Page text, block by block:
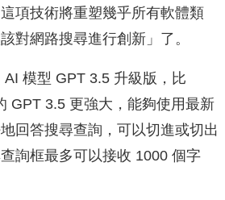
項技術將重塑幾乎所有軟體類
對網路搜尋進行創新」了。
模型 GPT 3.5 升級版，比
GPT 3.5 更強大，能夠使用最新
回答搜尋查詢，可以切進或切出
詢框最多可以接收 1000 個字